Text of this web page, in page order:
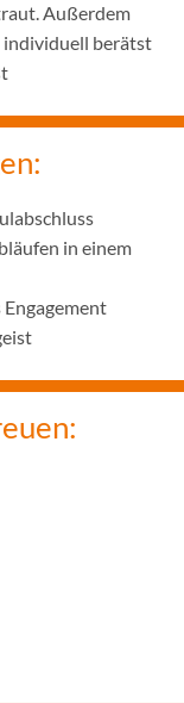
Außerdem
individuell berätst
in einem